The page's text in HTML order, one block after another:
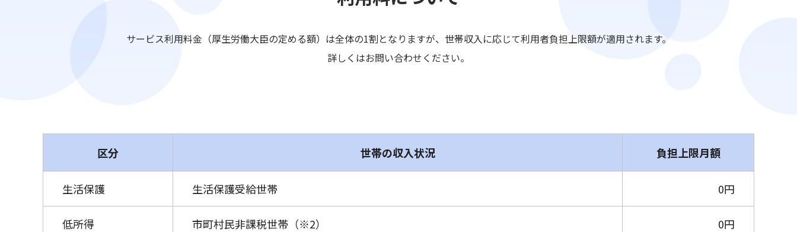
サービス利用料金（厚生労働大臣の定める額）は全体の1割となりますが、世帯収入に応じて利用者負担上限額が適用されます。
詳しくはお問い合わせください。
区分 世帯の収入状況 負担上限月額
生活保護 生活保護受給世帯 0円
低所得 市町村民非課税世帯（※2） 0円